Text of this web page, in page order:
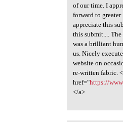
of our time. I
forward to greater
appreciate this
this submit....
was a brilliant
us. Nicely
website on
re-written fabric.
href="https://
</a>